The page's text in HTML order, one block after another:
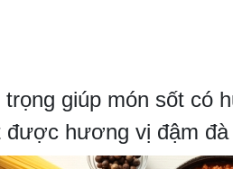
trọng giúp món sốt có
được hương vị đậm đà